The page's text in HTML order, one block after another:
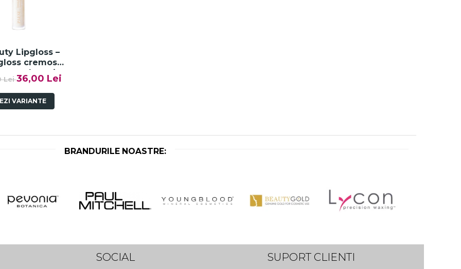
Lipgloss –
cremos
volum si
naturala
Lei36,00 Lei
VARIANTE
BRANDURILE NOASTRE:
SOCIAL SUPORT CLIENTI